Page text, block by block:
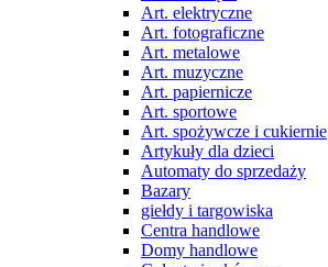
Art. elektryczne
Art. fotograficzne
Art. metalowe
Art. muzyczne
Art. papiernicze
Art. sportowe
Art. spożywcze i cukiernie
Artykuły dla dzieci
Automaty do sprzedaży
Bazary
giełdy i targowiska
Centra handlowe
Domy handlowe